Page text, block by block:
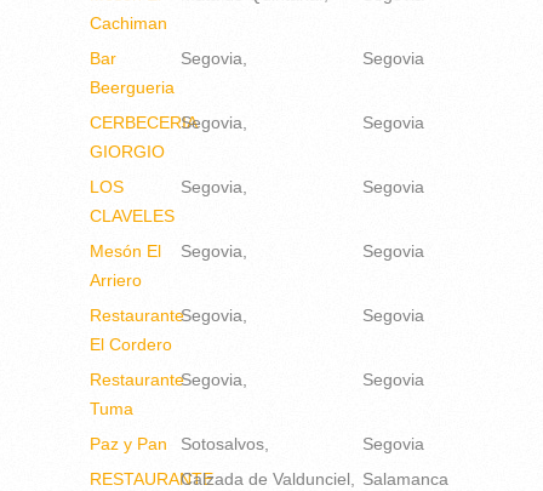
Cachiman
Bar
Beergueria
Segovia Segovia
CERBECERIA
GIORGIO
Segovia Segovia
LOS
CLAVELES
Segovia Segovia
Mesón El
Arriero
Segovia Segovia
Restaurante
El Cordero
Segovia Segovia
Restaurante
Tuma
Segovia Segovia
Paz y Pan Sotosalvos
Segovia
RESTAURANTECalzada de Valdunciel Salamanca